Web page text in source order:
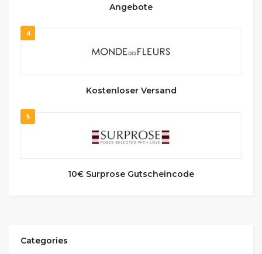
Angebote
4
Kostenloser Versand
5
10€ Surprose Gutscheincode
Categories